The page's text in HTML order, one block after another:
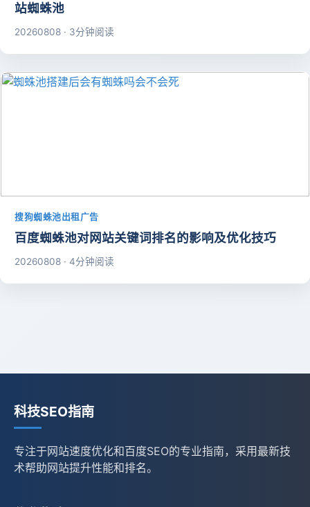
站蜘蛛池
20260808 · 3分钟阅读
搜狗蜘蛛池出租广告
百度蜘蛛池对网站关键词排名的影响及优化技巧
20260808 · 4分钟阅读
科技SEO指南
专注于网站速度优化和百度SEO的专业指南，采用最新技
术帮助网站提升性能和排名。